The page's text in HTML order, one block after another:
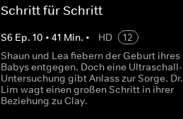
Schritt für Schritt
S6 Ep.10 •41 Min. • HD
12
Shaun und Lea fiebern der Geburt ihres
Babys entgegen. Doch eine Ultraschall-
Untersuchung gibt Anlass zur Sorge. Dr.
Lim wagt einen großen Schritt in ihrer
Beziehung zu Clay.